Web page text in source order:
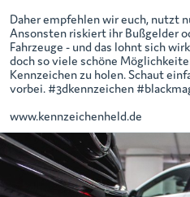
Daher empfehlen wir euch, nutzt
Ansonsten riskiert ihr Bußgelder
Fahrzeuge - und das lohnt sich
doch so viele schöne
Kennzeichen zu holen. Schaut
vorbei. #3dkennzeichen
www.kennzeichenheld.de